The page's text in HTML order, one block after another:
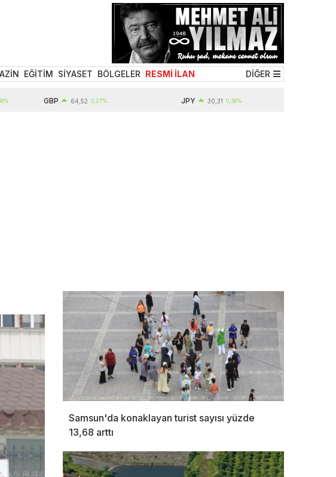
EĞİTİM SİYASET BÖLGELER RESMİ İLAN DİĞER
64,52 0,27% 30,31 0,39%
Samsun'da konaklayan turist sayısı yüzde
13,68 arttı